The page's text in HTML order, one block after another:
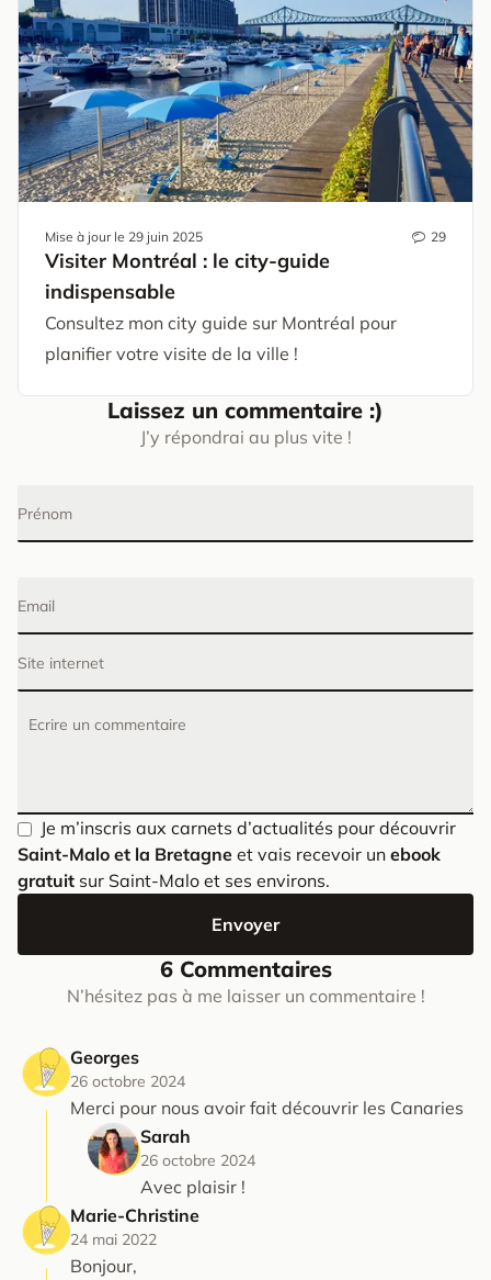
Mise à jour le 29 juin 2025 29
Visiter Montréal : le city-guide
indispensable
Consultez mon city guide sur Montréal pour
planifier votre visite de la ville !
Laissez un commentaire :)
J’y répondrai au plus vite !
Prénom
Email
Site internet
Je m’inscris aux carnets d’actualités pour découvrir
Saint-Malo et la Bretagne et vais recevoir un ebook
gratuit sur Saint-Malo et ses environs.
Envoyer
6 Commentaires
N’hésitez pas à me laisser un commentaire !
Georges
26 octobre 2024
Merci pour nous avoir fait découvrir les Canaries
Sarah
26 octobre 2024
Avec plaisir !
Marie-Christine
24 mai 2022
Bonjour,